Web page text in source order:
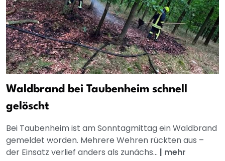
Waldbrand bei Taubenheim schnell
gelöscht
Bei Taubenheim ist am Sonntagmittag ein Waldbrand
gemeldet worden. Mehrere Wehren rückten aus –
der Einsatz verlief anders als zunächs... | mehr